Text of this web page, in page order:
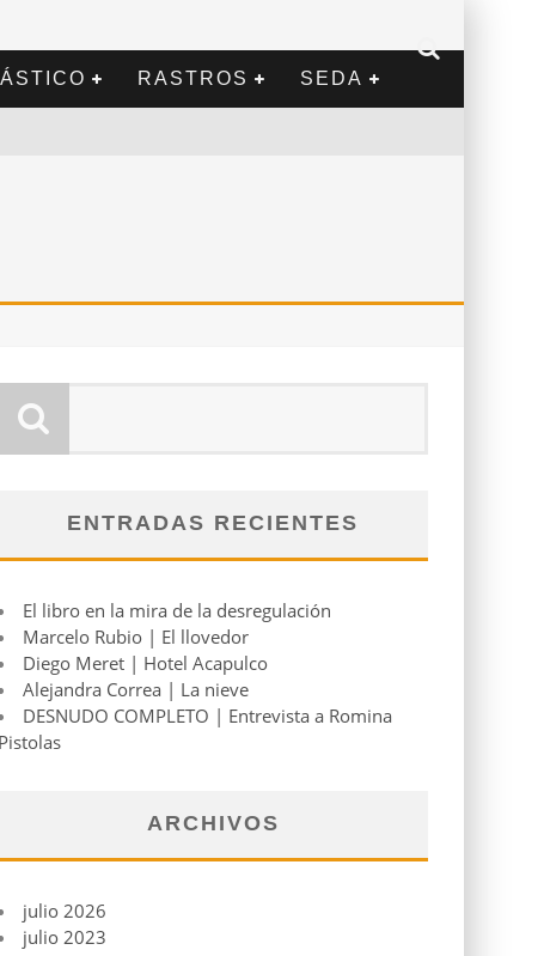
RASTROS SEDA
ENTRADAS RECIENTES
El libro en la mira de la desregulación
Marcelo Rubio | El llovedor
Diego Meret | Hotel Acapulco
Alejandra Correa | La nieve
DESNUDO COMPLETO | Entrevista a Romina
Pistolas
ARCHIVOS
julio 2026
julio 2023